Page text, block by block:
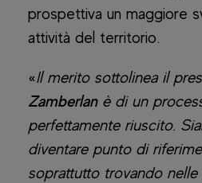
prospettiva un maggiore
attività del territorio.
«Il merito sottolinea il
Zamberlanè di un
perfettamente riuscito.
diventare punto di
soprattutto trovando